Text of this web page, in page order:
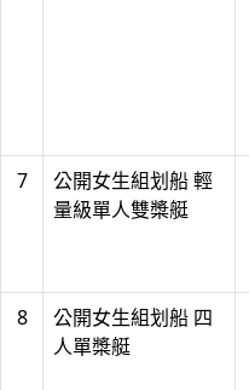
7
公開女生組划船 輕
量級單人雙槳艇
8
公開女生組划船 四
人單槳艇